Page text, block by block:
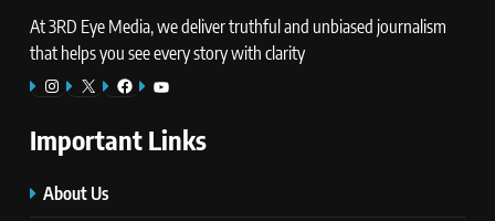
At 3RD Eye Media, we deliver truthful and unbiased journalism
that helps you see every story with clarity
Instagram
X Facebook
YouTube
Important Links
About Us